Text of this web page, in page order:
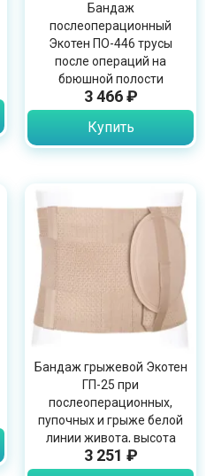
Бандаж
послеоперационный
Экотен ПО-446 трусы
после операций на
брюшной полости
(кесарева сечения)
3 466 ₽
Купить
Бандаж грыжевой Экотен
ГП-25 при
послеоперационных,
пупочных и грыже белой
линии живота, высота
25см, бежевый
3 251 ₽